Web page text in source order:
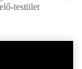
testület